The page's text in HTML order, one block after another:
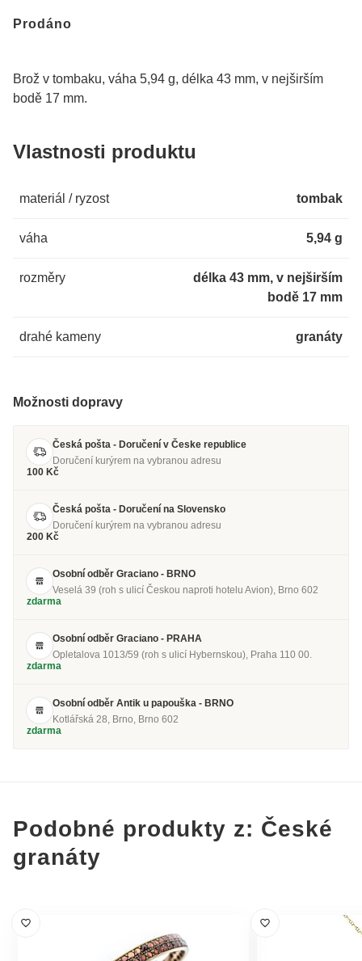
Prodáno
Brož v tombaku, váha 5,94 g, délka 43 mm, v nejširším
bodě 17 mm.
Vlastnosti produktu
materiál / ryzost tombak
váha 5,94 g
rozměry
délka 43 mm, v nejširším
bodě 17 mm
drahé kameny granáty
Možnosti dopravy
Česká pošta - Doručení v Česke republice
Doručení kurýrem na vybranou adresu
100 Kč
Česká pošta - Doručení na Slovensko
Doručení kurýrem na vybranou adresu
200 Kč
Osobní odběr Graciano - BRNO
Veselá 39 (roh s ulicí Českou naproti hotelu Avion), Brno 602
zdarma
Osobní odběr Graciano - PRAHA
Opletalova 1013/59 (roh s ulicí Hybernskou), Praha 110 00.
zdarma
Osobní odběr Antik u papouška - BRNO
Kotlářská 28, Brno, Brno 602
zdarma
Podobné produkty z: České
granáty